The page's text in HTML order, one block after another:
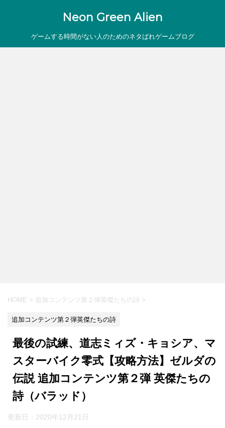
Neon Green Alien
ゲームする時間がない人のためのネタばれゲームブログ
HOME > 追加コンテンツ第２弾英傑たちの詩 >
追加コンテンツ第２弾英傑たちの詩
最後の試練、道志ミィズ・キョシア、マ
スターバイク零式【攻略方法】ゼルダの
伝説 追加コンテンツ第２弾 英傑たちの
詩（バラッド）
更新日： 2020年12月21日